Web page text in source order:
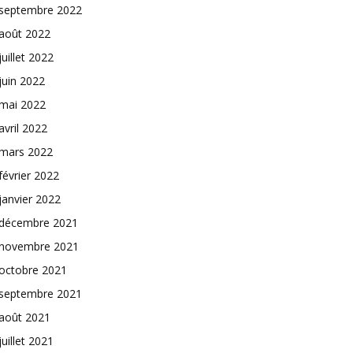
2022
2022
2022
2022
2022
2022
2022
2022
2022
2021
2021
2021
2021
2021
2021